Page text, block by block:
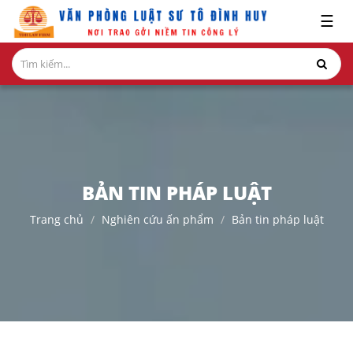
GIỚI
THIỆU
CỨU-
☰
BẢN TIN PHÁP LUẬT
Trang chủ Nghiên cứu ấn phẩm Bản tin pháp luật